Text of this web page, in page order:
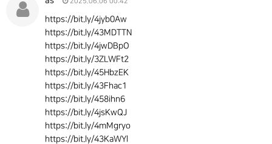
https://bit.ly/4jyb0Aw
https://bit.ly/43MDTTN
https://bit.ly/4jwDBpO
https://bit.ly/3ZLWFt2
https://bit.ly/45HbzEK
https://bit.ly/43Fhac1
https://bit.ly/458ihn6
https://bit.ly/4jsKwQJ
https://bit.ly/4mMgryo
https://bit.ly/43KaWYl